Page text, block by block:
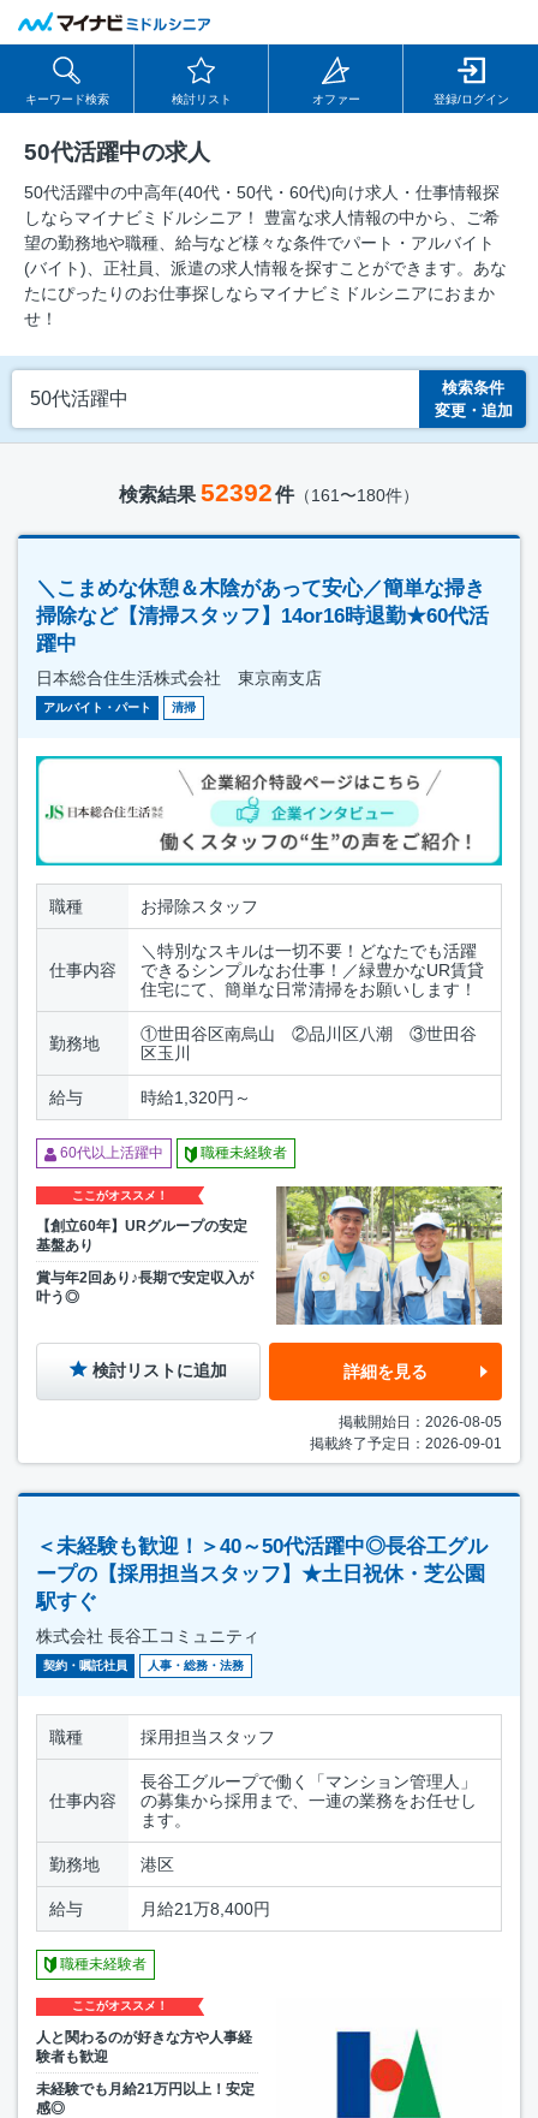
キーワード検索 検討リスト オファー 登録/ログイン
50代活躍中の求人
50代活躍中の中⾼年(40代・50代・60代)向け求⼈・仕事情報探
しならマイナビミドルシニア！ 豊富な求人情報の中から、ご希
望の勤務地や職種、給与など様々な条件でパート・アルバイト
(バイト)、正社員、派遣の求人情報を探すことができます。あな
たにぴったりのお仕事探しならマイナビミドルシニアにおまか
せ！
50代活躍中
検索条件
変更・追加
検索結果 52392件（161〜180件）
＼こまめな休憩＆木陰があって安心／簡単な掃き
掃除など【清掃スタッフ】14or16時退勤★60代活
躍中
日本総合住生活株式会社 東京南支店
アルバイト・パート 清掃
職種 お掃除スタッフ
仕事内容
＼特別なスキルは一切不要！どなたでも活躍
できるシンプルなお仕事！／緑豊かなUR賃貸
住宅にて、簡単な日常清掃をお願いします！
勤務地
①世田谷区南烏山 ②品川区八潮 ③世田谷
区玉川
給与 時給1,320円～
60代以上活躍中 職種未経験者
ここがオススメ！
【創立60年】URグループの安定
基盤あり
賞与年2回あり♪長期で安定収入が
叶う◎
検討リストに追加 詳細を見る
掲載開始日：2026-08-05
掲載終了予定日：2026-09-01
＜未経験も歓迎！＞40～50代活躍中◎長谷工グル
ープの【採用担当スタッフ】★土日祝休・芝公園
駅すぐ
株式会社 長谷工コミュニティ
契約・嘱託社員 人事・総務・法務
職種 採用担当スタッフ
仕事内容
長谷工グループで働く「マンション管理人」
の募集から採用まで、一連の業務をお任せし
ます。
勤務地 港区
給与 月給21万8,400円
職種未経験者
ここがオススメ！
人と関わるのが好きな方や人事経
験者も歓迎
未経験でも月給21万円以上！安定
感◎